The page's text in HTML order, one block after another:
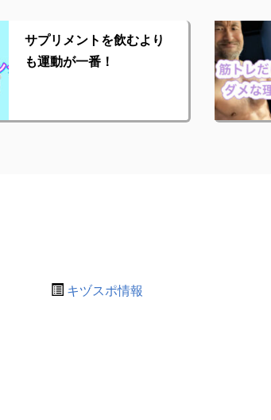
サプリメントを飲むより
も運動が一番！
キヅスポ情報